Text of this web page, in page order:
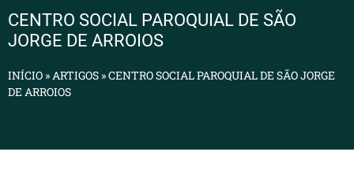
CENTRO SOCIAL PAROQUIAL DE SÃO
JORGE DE ARROIOS
INÍCIO »ARTIGOS »CENTRO SOCIAL PAROQUIAL DE SÃO JORGE
DE ARROIOS